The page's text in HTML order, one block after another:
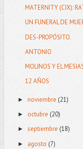
MATERNITY (CIX):
UN FUNERAL DE
DES-PROPÓSITO.
ANTONIO
MOLINOS Y EL
12 AÑOS
► noviembre (21)
► octubre (20)
► septiembre (18)
► agosto (7)